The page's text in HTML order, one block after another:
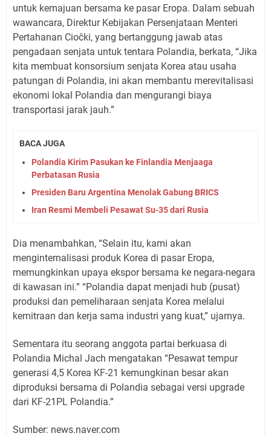
untuk kemajuan bersama ke pasar Eropa. Dalam sebuah
wawancara, Direktur Kebijakan Persenjataan Menteri
Pertahanan Ciočki, yang bertanggung jawab atas
pengadaan senjata untuk tentara Polandia, berkata, “Jika
kita membuat konsorsium senjata Korea atau usaha
patungan di Polandia, ini akan membantu merevitalisasi
ekonomi lokal Polandia dan mengurangi biaya
transportasi jarak jauh.”
BACA JUGA
Polandia Kirim Pasukan ke Finlandia Menjaaga
Perbatasan Rusia
Presiden Baru Argentina Menolak Gabung BRICS
Iran Resmi Membeli Pesawat Su-35 dari Rusia
Dia menambahkan, “Selain itu, kami akan
menginternalisasi produk Korea di pasar Eropa,
memungkinkan upaya ekspor bersama ke negara-negara
di kawasan ini.” “Polandia dapat menjadi hub (pusat)
produksi dan pemeliharaan senjata Korea melalui
kemitraan dan kerja sama industri yang kuat,” ujarnya.
Sementara itu seorang anggota partai berkuasa di
Polandia Michal Jach mengatakan “Pesawat tempur
generasi 4,5 Korea KF-21 kemungkinan besar akan
diproduksi bersama di Polandia sebagai versi upgrade
dari KF-21PL Polandia.”
Sumber: news.naver.com